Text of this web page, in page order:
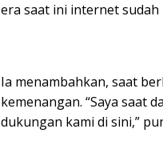
era saat ini internet
Ia menambahkan, saat
kemenangan. “Saya saat
dukungan kami di sini,”